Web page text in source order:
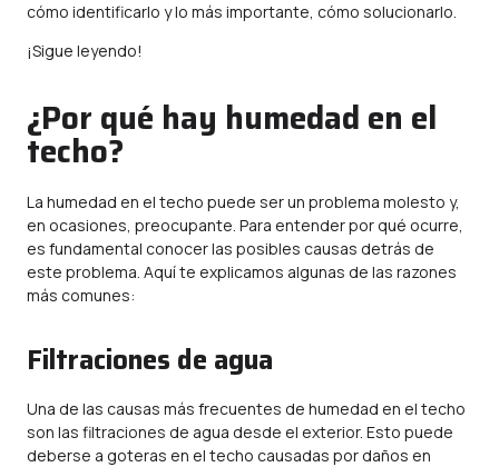
cómo identificarlo y lo más importante, cómo solucionarlo.
¡Sigue leyendo!
¿Por qué hay humedad en el
techo?
La humedad en el techo puede ser un problema molesto y,
en ocasiones, preocupante. Para entender por qué ocurre,
es fundamental conocer las posibles causas detrás de
este problema. Aquí te explicamos algunas de las razones
más comunes:
Filtraciones de agua
Una de las causas más frecuentes de humedad en el techo
son las filtraciones de agua desde el exterior. Esto puede
deberse a goteras en el techo causadas por daños en